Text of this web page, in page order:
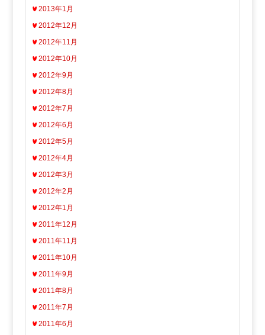
2013年1月
2012年12月
2012年11月
2012年10月
2012年9月
2012年8月
2012年7月
2012年6月
2012年5月
2012年4月
2012年3月
2012年2月
2012年1月
2011年12月
2011年11月
2011年10月
2011年9月
2011年8月
2011年7月
2011年6月